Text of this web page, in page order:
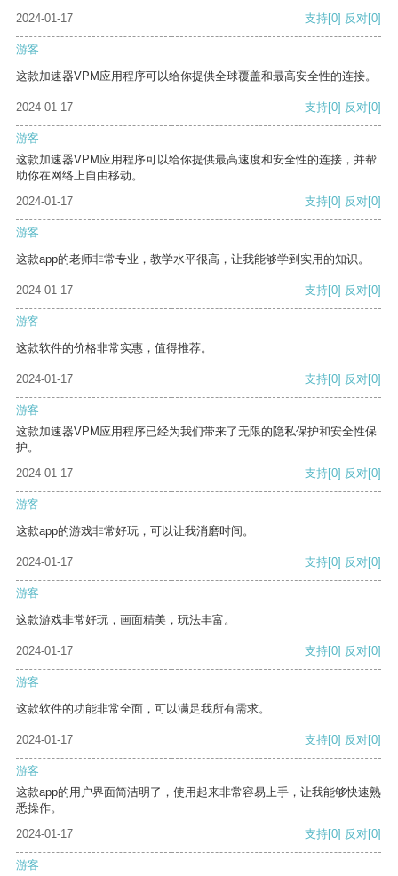
2024-01-17 支持[0] 反对[0]
游客
这款加速器VPM应用程序可以给你提供全球覆盖和最高安全性的连接。
2024-01-17 支持[0] 反对[0]
游客
这款加速器VPM应用程序可以给你提供最高速度和安全性的连接，并帮
助你在网络上自由移动。
2024-01-17
支持[0] 反对[0]
游客
这款app的老师非常专业，教学水平很高，让我能够学到实用的知识。
2024-01-17 支持[0] 反对[0]
游客
这款软件的价格非常实惠，值得推荐。
2024-01-17 支持[0] 反对[0]
游客
这款加速器VPM应用程序已经为我们带来了无限的隐私保护和安全性保
护。
2024-01-17
支持[0] 反对[0]
游客
这款app的游戏非常好玩，可以让我消磨时间。
2024-01-17 支持[0] 反对[0]
游客
这款游戏非常好玩，画面精美，玩法丰富。
2024-01-17 支持[0] 反对[0]
游客
这款软件的功能非常全面，可以满足我所有需求。
2024-01-17 支持[0] 反对[0]
游客
这款app的用户界面简洁明了，使用起来非常容易上手，让我能够快速熟
悉操作。
2024-01-17
支持[0] 反对[0]
游客